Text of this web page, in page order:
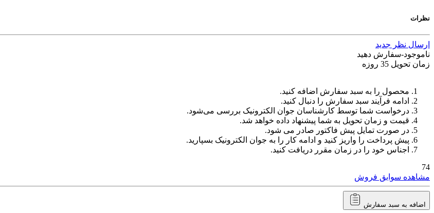
نظرات
ارسال نظر جدید
ناموجود-سفارش دهید
زمان تحویل 35 روزه
محصول را به سبد سفارش اضافه کنید.
ادامه فرآیند سبد سفارش را دنبال کنید.
درخواست شما توسط کارشناسان جوان الکترونیک بررسی می‌شود.
قیمت و زمان تحویل به شما پیشنهاد داده خواهد شد.
در صورت تمایل پیش فاکتور صادر می شود.
پیش پرداخت را واریز کنید و ادامه کار را به جوان الکترونیک بسپارید.
اجناس خود را در زمان مقرر دریافت کنید.
74
مشاهده سوابق فروش
اضافه به سبد سفارش